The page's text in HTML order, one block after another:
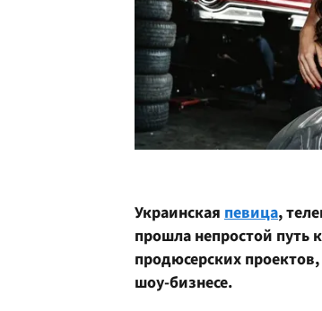
Украинская певица,
прошла непростой путь
продюсерских
шоу-бизнесе.